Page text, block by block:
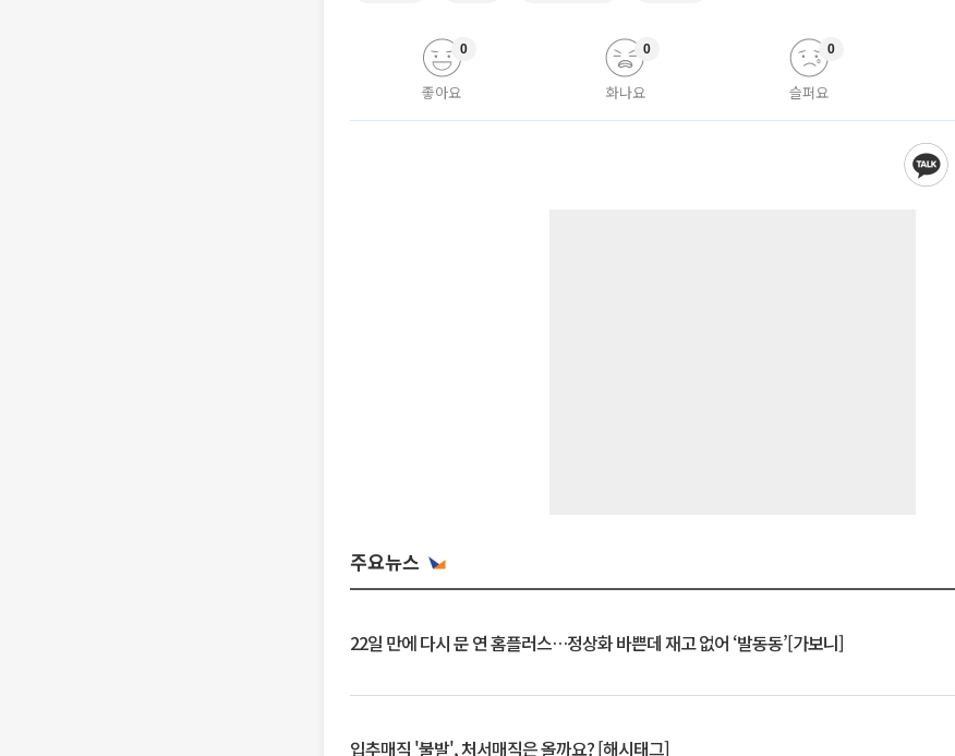
좋아요
0
화나요
0
슬퍼요
0
주요뉴스
22일 만에 다시 문 연 홈플러스…정상화 바쁜데 재고 없어 ‘발동동’[가보니]
입추매직 '불발', 처서매직은 올까요? [해시태그]